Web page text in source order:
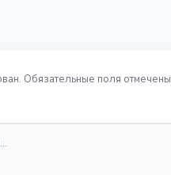
Обязательные поля